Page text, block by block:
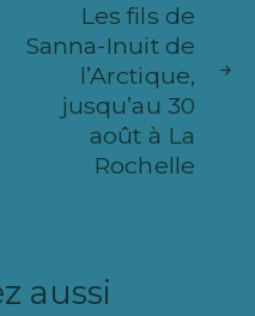
Les fils de
Sanna-Inuit de
l’Arctique,
jusqu’au 30
août à La
Rochelle
aussi